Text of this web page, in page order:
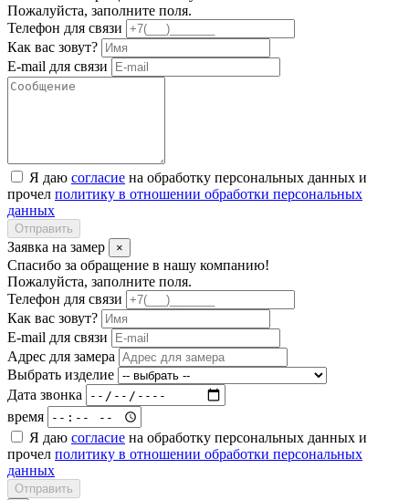
Пожалуйста, заполните поля.
Телефон для связи
Как вас зовут?
E-mail для связи
Я даю согласие на обработку персональных данных и
прочел политику в отношении обработки персональных
данных
Отправить
Заявка на замер ×
Спасибо за обращение в нашу компанию!
Пожалуйста, заполните поля.
Телефон для связи
Как вас зовут?
E-mail для связи
Адрес для замера
Выбрать изделие
Дата звонка
время
Я даю согласие на обработку персональных данных и
прочел политику в отношении обработки персональных
данных
Отправить